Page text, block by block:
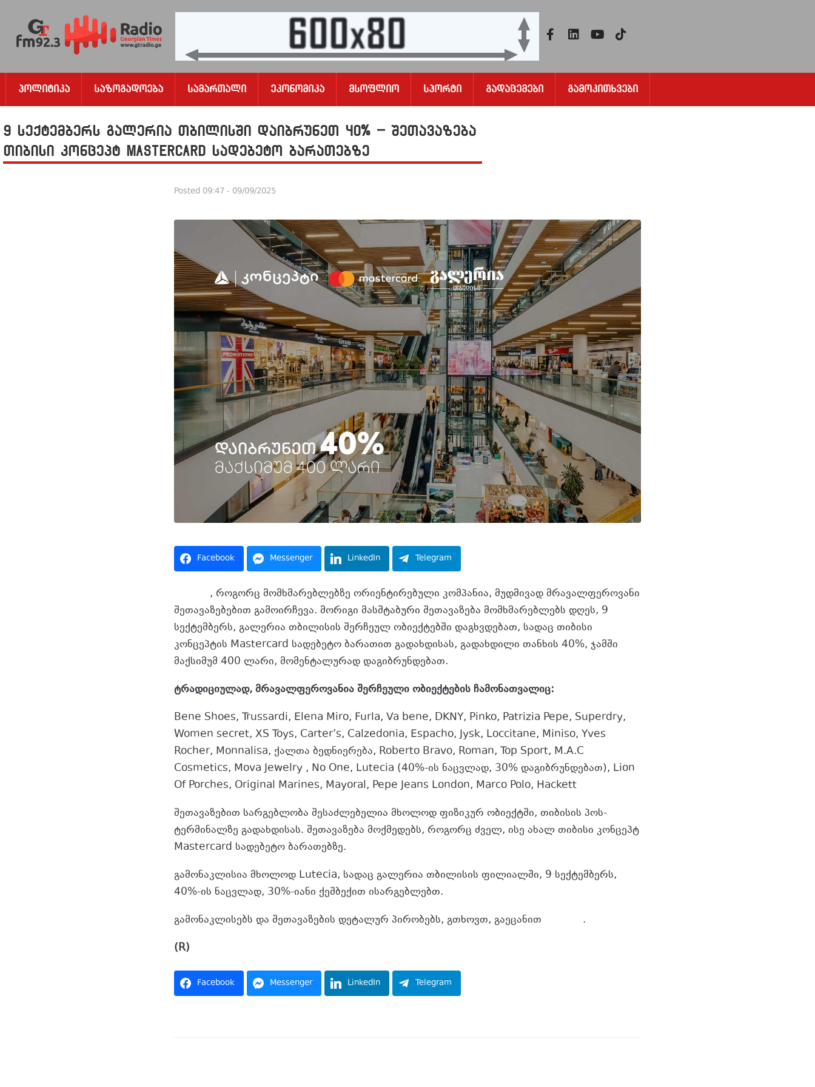
Პოლიტიკა Საზოგადოება Სამართალი Ეკონომიკა Მსოფლიო Სპორტი Გადაცემები Გამოკითხვები
9 სექტემბერს გალერია თბილისში დაიბრუნეთ 40% – შეთავაზება
თიბისი კონცეპტ Mastercard სადებეტო ბარათებზე
Posted 09:47 - 09/09/2025
Facebook Messenger LinkedIn Telegram
, როგორც მომხმარებლებზე ორიენტირებული კომპანია, მუდმივად მრავალფეროვანი
შეთავაზებებით გამოირჩევა. მორიგი მასშტაბური შეთავაზება მომხმარებლებს დღეს, 9
სექტემბერს, გალერია თბილისის შერჩეულ ობიექტებში დაგხვდებათ, სადაც თიბისი
კონცეპტის Mastercard სადებეტო ბარათით გადახდისას, გადახდილი თანხის 40%, ჯამში
მაქსიმუმ 400 ლარი, მომენტალურად დაგიბრუნდებათ.
ტრადიციულად, მრავალფეროვანია შერჩეული ობიექტების ჩამონათვალიც:
Bene Shoes, Trussardi, Elena Miro, Furla, Va bene, DKNY, Pinko, Patrizia Pepe, Superdry,
Women secret, XS Toys, Carter’s, Calzedonia, Espacho, Jysk, Loccitane, Miniso, Yves
Rocher, Monnalisa, ქალთა ბედნიერება, Roberto Bravo, Roman, Top Sport, M.A.C
Cosmetics, Mova Jewelry , No One, Lutecia (40%-ის ნაცვლად, 30% დაგიბრუნდებათ), Lion
Of Porches, Original Marines, Mayoral, Pepe Jeans London, Marco Polo, Hackett
შეთავაზებით სარგებლობა შესაძლებელია მხოლოდ ფიზიკურ ობიექტში, თიბისის პოს-
ტერმინალზე გადახდისას. შეთავაზება მოქმედებს, როგორც ძველ, ისე ახალ თიბისი კონცეპტ
Mastercard სადებეტო ბარათებზე.
გამონაკლისია მხოლოდ Lutecia, სადაც გალერია თბილისის ფილიალში, 9 სექტემბერს,
40%-ის ნაცვლად, 30%-იანი ქეშბექით ისარგებლებთ.
გამონაკლისებს და შეთავაზების დეტალურ პირობებს, გთხოვთ, გაეცანით
.
(R)
Facebook Messenger LinkedIn Telegram